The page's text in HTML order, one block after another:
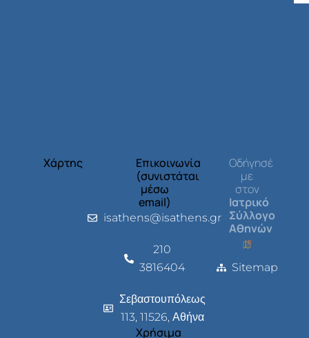
Χάρτης
Επικοινωνία
(συνιστάται
μέσω
email)
isathens@isathens.gr
210
3816404
Σεβαστουπόλεως
113, 11526, Αθήνα
Χρήσιμα
Οδήγησέ
με
στον
Ιατρικό
Σύλλογο
Αθηνών
Sitemap